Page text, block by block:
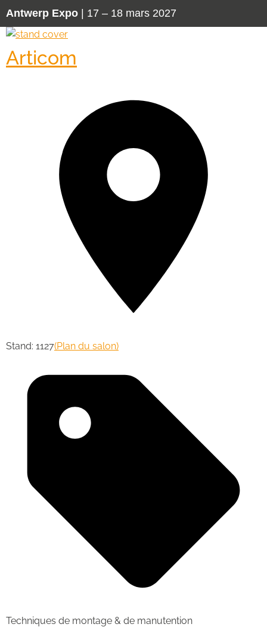
Antwerp Expo | 17 – 18 mars 2027
Articom
Stand: 1127(Plan du salon)
Techniques de montage & de manutention